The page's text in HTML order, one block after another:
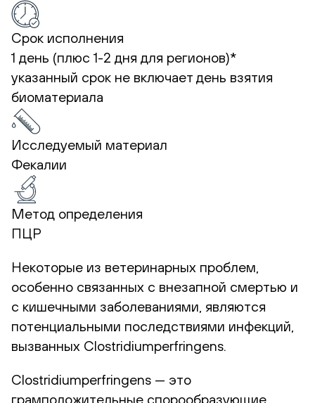
Срок исполнения
1 день (плюс 1-2 дня для регионов)*
указанный срок не включает день взятия
биоматериала
Исследуемый материал
Фекалии
Метод определения
ПЦР
Некоторые из ветеринарных проблем,
особенно связанных с внезапной смертью и
с кишечными заболеваниями, являются
потенциальными последствиями инфекций,
вызванных Clostridiumperfringens.
Clostridiumperfringens — это
грамположительные спорообразующие